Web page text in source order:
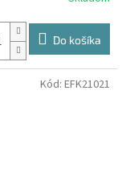
Do košíka
Kód: EFK21021